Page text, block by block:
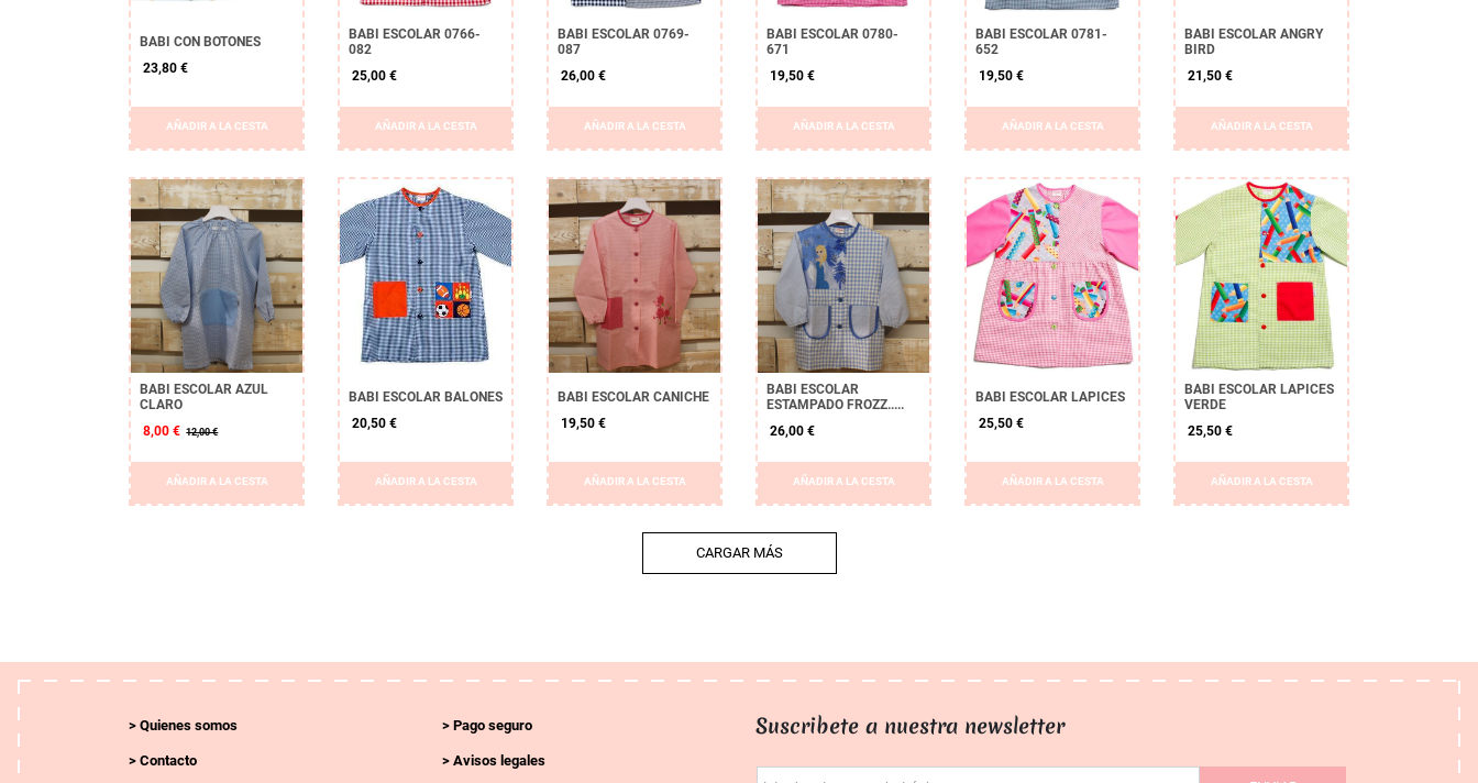
BABI CON BOTONES
23,80 €
AÑADIR A LA CESTA
BABI ESCOLAR 0766-
082
25,00 €
AÑADIR A LA CESTA
BABI ESCOLAR 0769-
087
26,00 €
AÑADIR A LA CESTA
BABI ESCOLAR 0780-
671
19,50 €
AÑADIR A LA CESTA
BABI ESCOLAR 0781-
652
19,50 €
AÑADIR A LA CESTA
BABI ESCOLAR ANGRY
BIRD
21,50 €
AÑADIR A LA CESTA
BABI ESCOLAR AZUL
CLARO
8,00 € 12,00 €
AÑADIR A LA CESTA
BABI ESCOLAR BALONES
20,50 €
AÑADIR A LA CESTA
BABI ESCOLAR CANICHE
19,50 €
AÑADIR A LA CESTA
BABI ESCOLAR
ESTAMPADO FROZZ.....
26,00 €
AÑADIR A LA CESTA
BABI ESCOLAR LAPICES
25,50 €
AÑADIR A LA CESTA
BABI ESCOLAR LAPICES
VERDE
25,50 €
AÑADIR A LA CESTA
CARGAR MÁS
Quienes somos
Contacto
Pago seguro
Avisos legales
Suscribete a nuestra newsletter